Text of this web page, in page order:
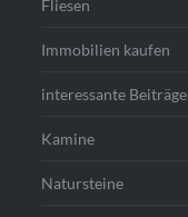
Fliesen
Immobilien kaufen
interessante Beiträge
Kamine
Natursteine